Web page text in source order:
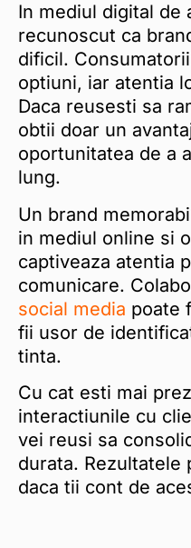
In mediul digital de
recunoscut ca
dificil.
optiuni, iar atentia
Daca reusesti sa
obtii doar un
oportunitatea de a
lung.
Un brand
in mediul online si
captiveaza atentia
comunicare.
social media poate
fii usor de
tinta.
Cu cat esti mai
interactiunile cu
vei reusi sa
durata. Rezultatele
daca tii cont de